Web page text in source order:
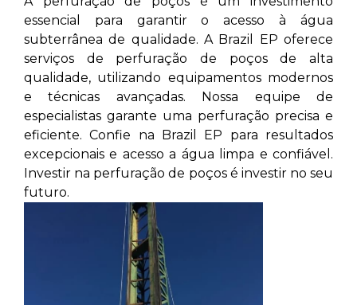
essencial para garantir o acesso à água
subterrânea de qualidade. A Brazil EP oferece
serviços de perfuração de poços de alta
qualidade, utilizando equipamentos modernos
e técnicas avançadas. Nossa equipe de
especialistas garante uma perfuração precisa e
eficiente. Confie na Brazil EP para resultados
excepcionais e acesso a água limpa e confiável.
Investir na perfuração de poços é investir no seu
futuro.